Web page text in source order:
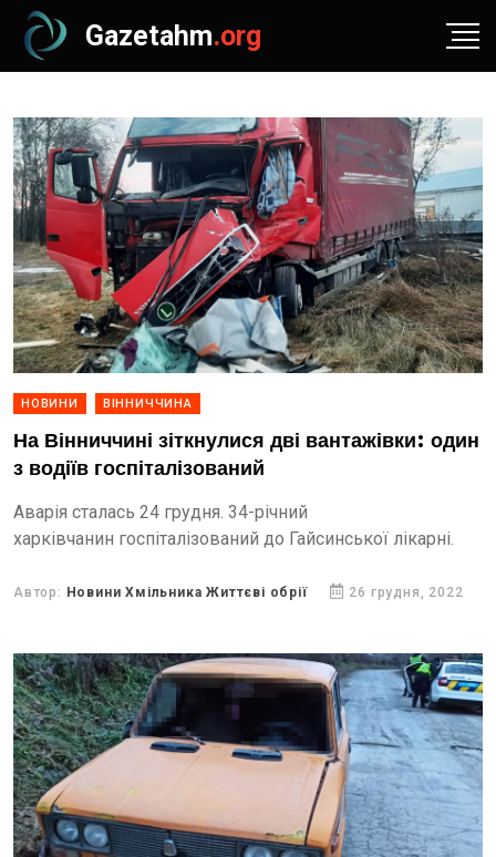
Gazetahm.org
НОВИНИ ВІННИЧЧИНА
На Вінниччині зіткнулися дві вантажівки: один
з водіїв госпіталізований
Аварія сталась 24 грудня. 34-річний
харківчанин госпіталізований до Гайсинської лікарні.
Автор: Новини Хмільника Життєві обрії 26 грудня, 2022